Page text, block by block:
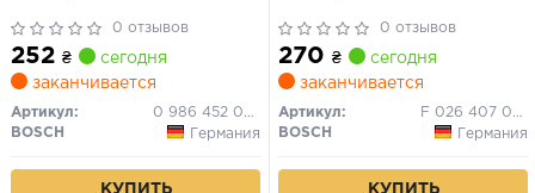
0 отзывов
252 ₴
сегодня
заканчивается
Артикул:
0 986 452 036
BOSCH
Германия
КУПИТЬ
0 отзывов
270 ₴
сегодня
заканчивается
Артикул:
F 026 407 077
BOSCH
Германия
КУПИТЬ